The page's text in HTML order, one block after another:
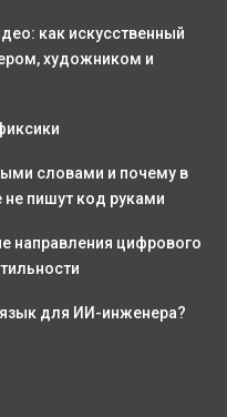
как искусственный
художником и
словами и почему в
пишут код руками
направления цифрового
для ИИ-инженера?